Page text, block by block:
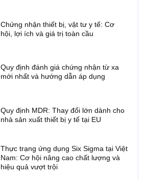
Chứng nhận thiết bị, vật tư y tế: Cơ
hội, lợi ích và giá trị toàn cầu
Quy định đánh giá chứng nhận từ xa
mới nhất và hướng dẫn áp dụng
Quy định MDR: Thay đổi lớn dành cho
nhà sản xuất thiết bị y tế tại EU
Thực trạng ứng dụng Six Sigma tại Việt
Nam: Cơ hội nâng cao chất lượng và
hiệu quả vượt trội